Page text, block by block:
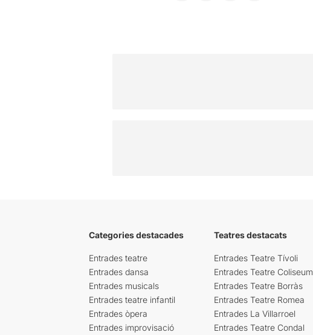
Categories destacades
Entrades teatre
Entrades dansa
Entrades musicals
Entrades teatre infantil
Entrades òpera
Entrades improvisació
Teatres destacats
Entrades Teatre Tívoli
Entrades Teatre Coliseum
Entrades Teatre Borràs
Entrades Teatre Romea
Entrades La Villarroel
Entrades Teatre Condal